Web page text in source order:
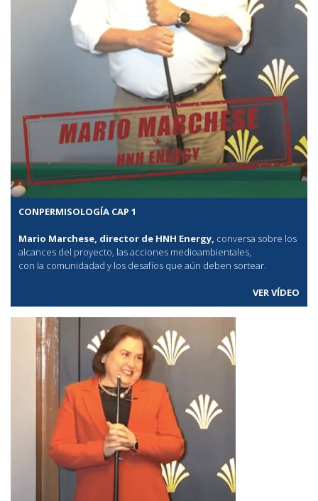
CONPERMISOLOGÍA CAP 1
Mario Marchese, director de HNH Energy, conversa sobre los
alcances del proyecto, las acciones medioambientales,
con la comunidadad y los desafíos que aún deben sortear.
VER VÍDEO